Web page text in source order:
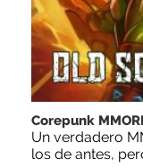
Corepunk
Un verdadero
los de antes,